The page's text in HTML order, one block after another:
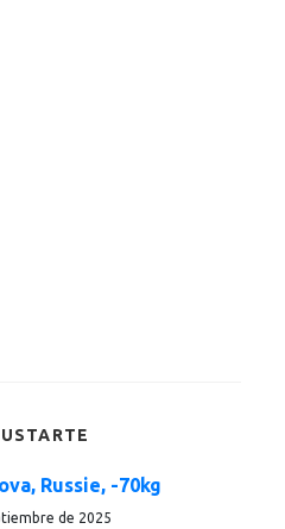
Russie, -70kg
de 2025